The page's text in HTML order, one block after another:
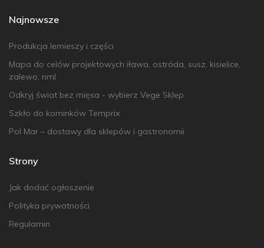
Najnowsze
Produkcja lemieszy i części
Mapa do celów projektowych iława, ostróda, susz, kisielice,
zalewo, nml
Odkryj świat bez mięsa - wybierz Vege Sklep
Szkło do kominków Temprix
Pol Mar – dostawy dla sklepów i gastronomii
Strony
Jak dodać ogłoszenie
Polityka prywatności
Regulamin